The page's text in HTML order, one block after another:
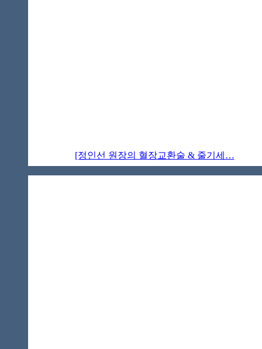
[정인선 원장의 혈장교환술 & 줄기세…